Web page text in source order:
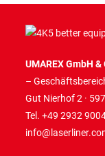
UMAREX GmbH &
–
Gut Nierhof 2 ·
Tel. +49 2932